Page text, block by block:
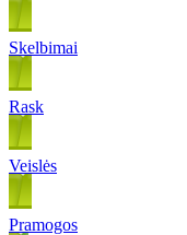
Skelbimai
Rask
Veislės
Pramogos